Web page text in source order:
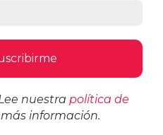
nuestra política de
información.